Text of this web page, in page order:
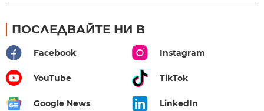
ПОСЛЕДВАЙТЕ НИ В
Facebook Instagram
YouTube TikTok
Google News LinkedIn